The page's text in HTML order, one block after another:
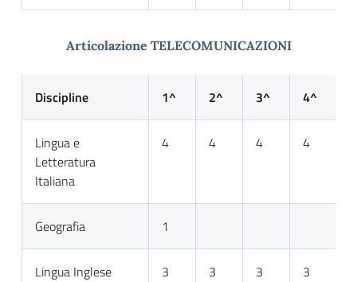
Articolazione TELECOMUNICAZIONI
Discipline 1^ 2^ 3^ 4^
Lingua e
Letteratura
Italiana
4 4 4 4
Geografia 1
Lingua Inglese 3 3 3 3